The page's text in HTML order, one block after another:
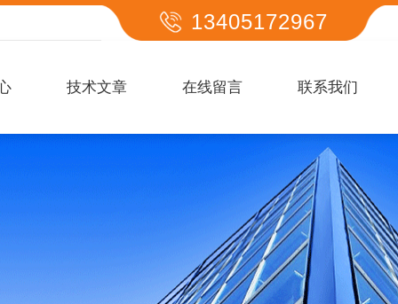
13405172967
技术文章 在线留言 联系我们